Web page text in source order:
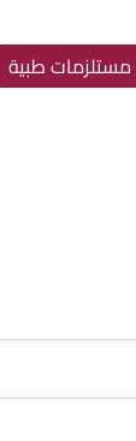
مستلزمات طبية